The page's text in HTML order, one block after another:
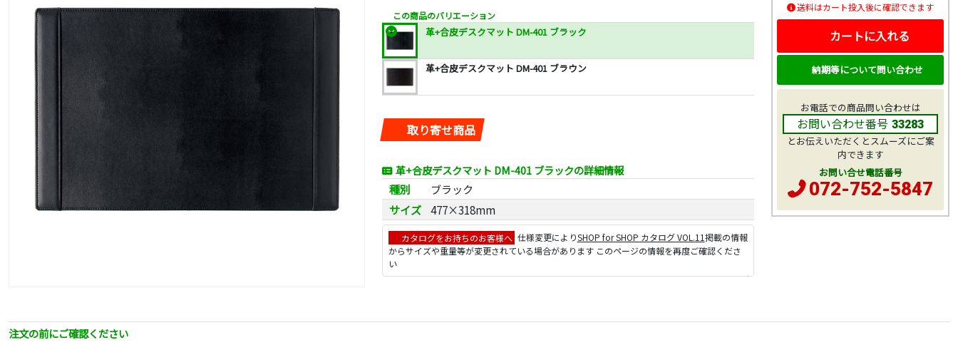
この商品のバリエーション
革+合皮デスクマット DM-401 ブラック
革+合皮デスクマット DM-401 ブラウン
取り寄せ商品
革+合皮デスクマット DM-401 ブラックの詳細情報
種別
ブラック
サイズ 477×318mm
カタログをお持ちのお客様へ 仕様変更によりSHOP for SHOP カタログ VOL.11掲載の情報
からサイズや重量等が変更されている場合があります このページの情報を再度ご確認くださ
い
送料はカート投入後に確認できます
カートに入れる
納期等について問い合わせ
お電話での商品問い合わせは
お問い合わせ番号 33283
とお伝えいただくとスムーズにご案
内できます
お問い合せ電話番号
072-752-5847
注文の前にご確認ください